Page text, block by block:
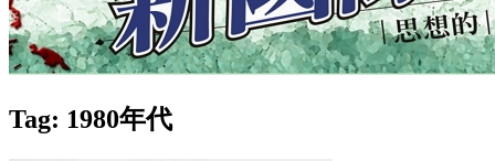
Tag: 1980年代